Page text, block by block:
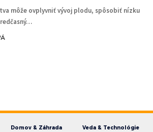
môže ovplyvniť vývoj plodu, spôsobiť nízku
Domov & Záhrada
Veda & Technológie